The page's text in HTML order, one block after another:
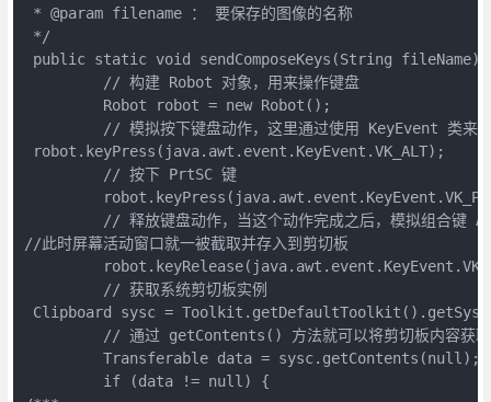
* @param filename ： 要保存的图像的名称
*/
public static void sendComposeKeys(String
         // 构建 Robot 对象，用来操作键盘
         Robot robot = new Robot();
// 模拟按下键盘动作，这里通过使用 KeyEvent 类来
robot.keyPress(java.awt.event.KeyEvent.VK_ALT);
         // 按下 PrtSC 键
// 释放键盘动作，当这个动作完成之后，模拟组合键
//此时屏幕活动窗口就一被截取并存入到剪切板
         // 获取系统剪切板实例
Clipboard sysc =
// 通过 getContents() 方法就可以将剪切板内容获
         Transferable data = sysc.getContents(null);
         if (data != null) {